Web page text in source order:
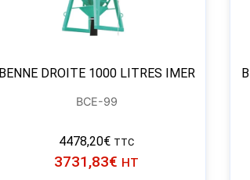
BENNE DROITE 1000 LITRES IMER
BCE-99
4478,20€ TTC
3731,83€ HT